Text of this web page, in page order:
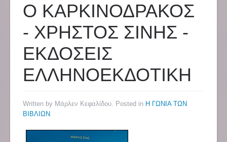
Ο ΚΑΡΚΙΝΟΔΡΑΚΟΣ
- ΧΡΗΣΤΟΣ ΣΙΝΗΣ -
ΕΚΔΟΣΕΙΣ
ΕΛΛΗΝΟΕΚΔΟΤΙΚΗ
Written by Μάρλεν Κεφαλίδου. Posted in Η ΓΩΝΙΑ ΤΩΝ
ΒΙΒΛΙΩΝ